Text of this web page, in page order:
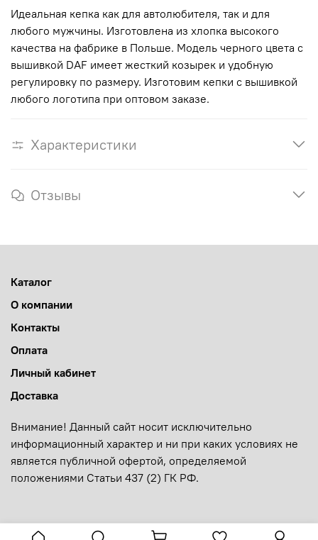
Идеальная кепка как для автолюбителя, так и для
любого мужчины. Изготовлена из хлопка высокого
качества на фабрике в Польше. Модель черного цвета с
вышивкой DAF имеет жесткий козырек и удобную
регулировку по размеру. Изготовим кепки с вышивкой
любого логотипа при оптовом заказе.
Характеристики
Отзывы
Каталог
О компании
Контакты
Оплата
Личный кабинет
Доставка
Внимание! Данный сайт носит исключительно
информационный характер и ни при каких условиях не
является публичной офертой, определяемой
положениями Статьи 437 (2) ГК РФ.